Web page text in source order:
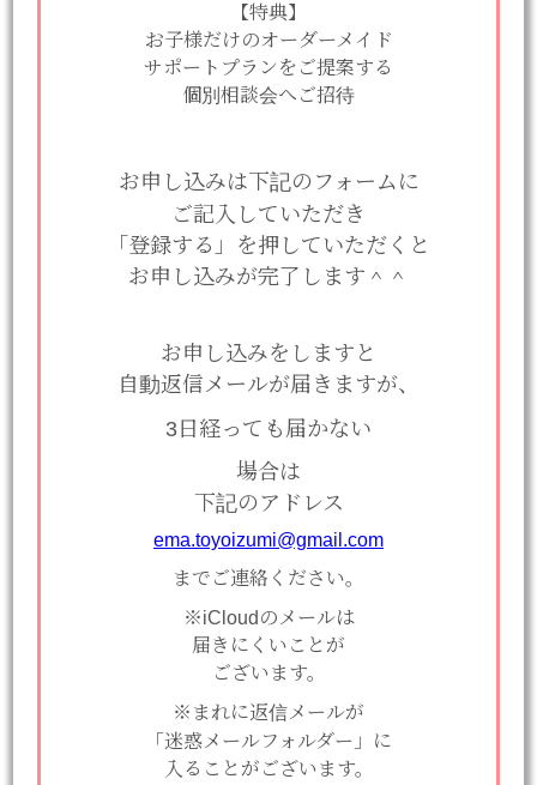
【特典】
お子様だけのオーダーメイド
サポートプランをご提案する
個別相談会へご招待
お申し込みは下記のフォームに
ご記入していただき
「登録する」を押していただくと
お申し込みが完了します＾＾
お申し込みをしますと
自動返信メールが届きますが、
3日経っても届かない
場合は
下記のアドレス
ema.toyoizumi@gmail.com
までご連絡ください。
※iCloudのメールは
届きにくいことが
ございます。
※まれに返信メールが
「迷惑メールフォルダー」に
入ることがございます。